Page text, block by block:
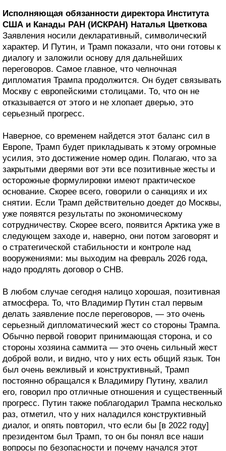
Исполняющая обязанности директора Института
США и Канады РАН (ИСКРАН) Наталья Цветкова
Заявления носили декларативный, символический
характер. И Путин, и Трамп показали, что они готовы к
диалогу и заложили основу для дальнейших
переговоров. Самое главное, что челночная
дипломатия Трампа продолжится. Он будет связывать
Москву с европейскими столицами. То, что он не
отказывается от этого и не хлопает дверью, это
серьезный прогресс.
Наверное, со временем найдется этот баланс сил в
Европе, Трамп будет прикладывать к этому огромные
усилия, это достижение номер один. Полагаю, что за
закрытыми дверями вот эти все позитивные жесты и
осторожные формулировки имеют практическое
основание. Скорее всего, говорили о санкциях и их
снятии. Если Трамп действительно доедет до Москвы,
уже появятся результаты по экономическому
сотрудничеству. Скорее всего, появится Арктика уже в
следующем заходе и, наверно, они потом заговорят и
о стратегической стабильности и контроле над
вооружениями: мы выходим на февраль 2026 года,
надо продлять договор о СНВ.
В любом случае сегодня налицо хорошая, позитивная
атмосфера. То, что Владимир Путин стал первым
делать заявление после переговоров, — это очень
серьезный дипломатический жест со стороны Трампа.
Обычно первой говорит принимающая сторона, и со
стороны хозяина саммита — это очень сильный жест
доброй воли, и видно, что у них есть общий язык. Тон
был очень вежливый и конструктивный, Трамп
постоянно обращался к Владимиру Путину, хвалил
его, говорил про отличные отношения и существенный
прогресс. Путин также поблагодарил Трампа несколько
раз, отметил, что у них наладился конструктивный
диалог, и опять повторил, что если бы [в 2022 году]
президентом был Трамп, то он бы понял все наши
вопросы по безопасности и почему начался этот